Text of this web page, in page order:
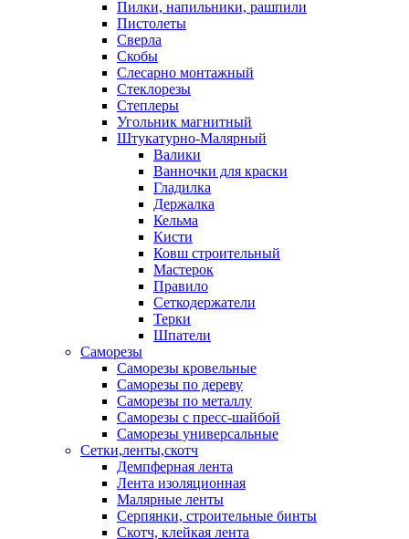
Пилки, напильники, рашпили
Пистолеты
Сверла
Скобы
Слесарно монтажный
Стеклорезы
Степлеры
Угольник магнитный
Штукатурно-Малярный
Валики
Ванночки для краски
Гладилка
Держалка
Кельма
Кисти
Ковш строительный
Мастерок
Правило
Сеткодержатели
Терки
Шпатели
Саморезы
Саморезы кровельные
Саморезы по дереву
Саморезы по металлу
Саморезы с пресс-шайбой
Саморезы универсальные
Сетки,ленты,скотч
Демпферная лента
Лента изоляционная
Малярные ленты
Серпянки, строительные бинты
Скотч, клейкая лента